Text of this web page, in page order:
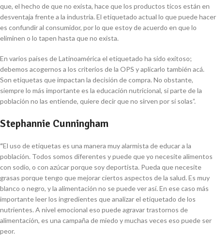
que, el hecho de que no exista, hace que los productos ticos están en
desventaja frente a la industria. El etiquetado actual lo que puede hacer
es confundir al consumidor, por lo que estoy de acuerdo en que lo
eliminen o lo tapen hasta que no exista.
En varios países de Latinoamérica el etiquetado ha sido exitoso;
debemos acogernos a los criterios de la OPS y aplicarlo también acá.
Son etiquetas que impactan la decisión de compra. No obstante,
siempre lo más importante es la educación nutricional, si parte de la
población no las entiende, quiere decir que no sirven por sí solas”.
Stephannie Cunningham
“El uso de etiquetas es una manera muy alarmista de educar a la
población. Todos somos diferentes y puede que yo necesite alimentos
con sodio, o con azúcar porque soy deportista. Pueda que necesite
grasas porque tengo que mejorar ciertos aspectos de la salud. Es muy
blanco o negro, y la alimentación no se puede ver así. En ese caso más
importante leer los ingredientes que analizar el etiquetado de los
nutrientes. A nivel emocional eso puede agravar trastornos de
alimentación, es una campaña de miedo y muchas veces eso puede ser
peor.